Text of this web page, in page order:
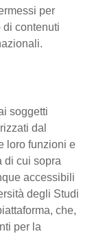
per
di contenuti
soggetti
dal
loro funzioni e
di cui sopra
accessibili
degli Studi
che,
per la